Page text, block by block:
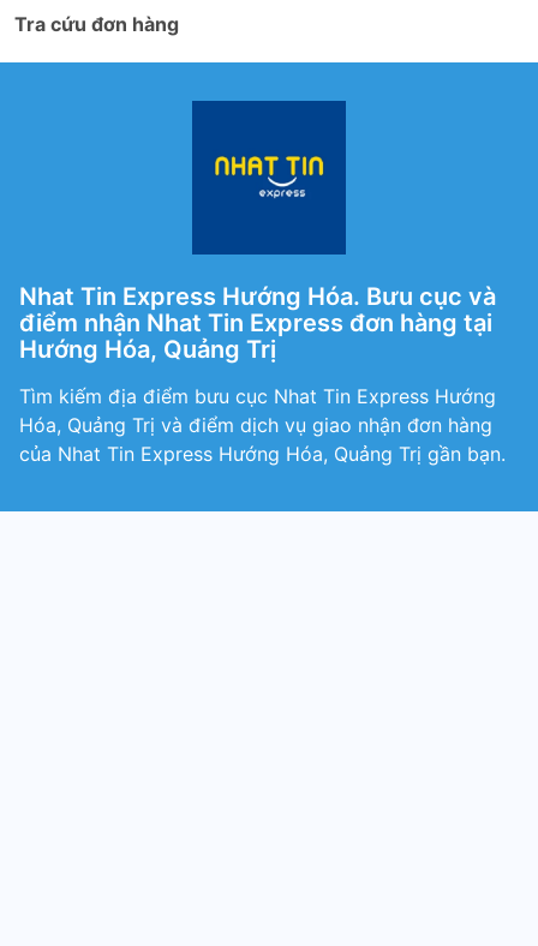
Tra cứu đơn hàng
Nhat Tin Express Hướng Hóa. Bưu cục và
điểm nhận Nhat Tin Express đơn hàng tại
Hướng Hóa, Quảng Trị
Tìm kiếm địa điểm bưu cục Nhat Tin Express Hướng
Hóa, Quảng Trị và điểm dịch vụ giao nhận đơn hàng
của Nhat Tin Express Hướng Hóa, Quảng Trị gần bạn.